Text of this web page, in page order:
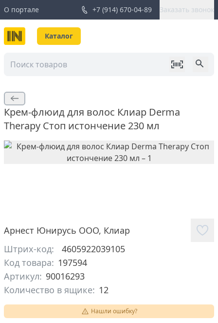
О портале +7 (914) 670-04-89 Заказать звонок
Каталог
Крем-флюид для волос Клиар Derma
Therapy Стоп истончение 230 мл
Арнест Юнирусь ООО, Клиар
Штрих-код:
4605922039105
Код товара: 197594
Артикул: 90016293
Количество в ящике: 12
Нашли ошибку?